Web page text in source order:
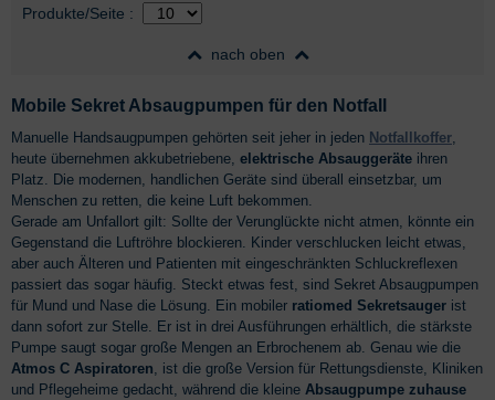
Auswahl
Produkte/Seite nach Produktliste
:
nach oben
Mobile Sekret Absaugpumpen für den Notfall
Manuelle Handsaugpumpen gehörten seit jeher in jeden Notfallkoffer
heute übernehmen akkubetriebene, elektrische Absauggeräte ihren
Platz. Die modernen, handlichen Geräte sind überall einsetzbar, um
Menschen zu retten, die keine Luft bekommen.
Gerade am Unfallort gilt: Sollte der Verunglückte nicht atmen, könnte ein
Gegenstand die Luftröhre blockieren. Kinder verschlucken leicht etwas,
aber auch Älteren und Patienten mit eingeschränkten Schluckreflexen
passiert das sogar häufig. Steckt etwas fest, sind Sekret Absaugpumpen
für Mund und Nase die Lösung. Ein mobiler ratiomed Sekretsauger ist
dann sofort zur Stelle. Er ist in drei Ausführungen erhältlich, die stärkste
Pumpe saugt sogar große Mengen an Erbrochenem ab. Genau wie die
Atmos C Aspiratoren , ist die große Version für Rettungsdienste, Kliniken
und Pflegeheime gedacht, während die kleine Absaugpumpe zuhause